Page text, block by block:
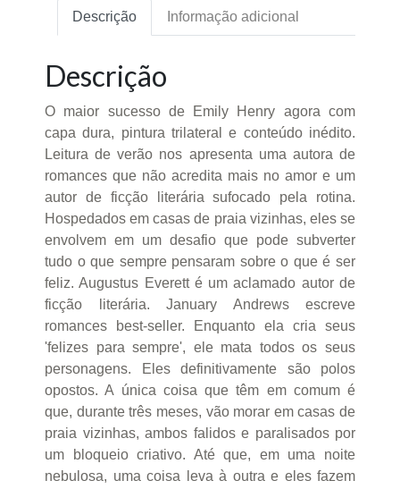
Descrição Informação adicional
Descrição
O maior sucesso de Emily Henry agora com
capa dura, pintura trilateral e conteúdo inédito.
Leitura de verão nos apresenta uma autora de
romances que não acredita mais no amor e um
autor de ficção literária sufocado pela rotina.
Hospedados em casas de praia vizinhas, eles se
envolvem em um desafio que pode subverter
tudo o que sempre pensaram sobre o que é ser
feliz. Augustus Everett é um aclamado autor de
ficção literária. January Andrews escreve
romances best-seller. Enquanto ela cria seus
'felizes para sempre', ele mata todos os seus
personagens. Eles definitivamente são polos
opostos. A única coisa que têm em comum é
que, durante três meses, vão morar em casas de
praia vizinhas, ambos falidos e paralisados por
um bloqueio criativo. Até que, em uma noite
nebulosa, uma coisa leva à outra e eles fazem